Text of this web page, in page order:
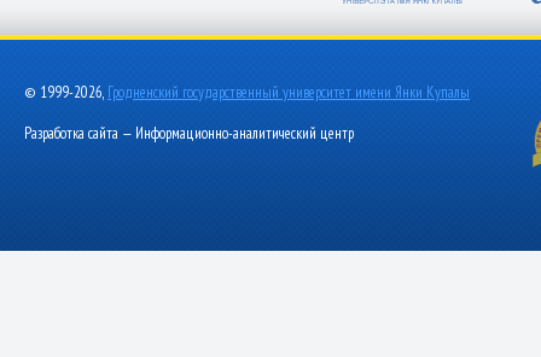
© 1999-2026, Гродненский государственный университет имени Янки Купалы
Разработка сайта — Информационно-аналитический центр